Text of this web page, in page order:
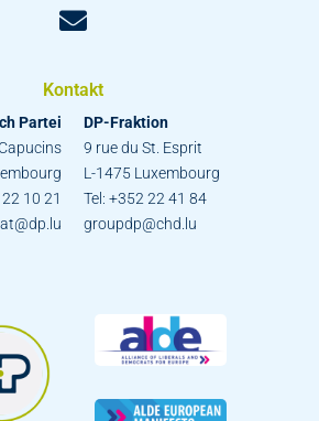
Kontakt
Partei
10 21
DP-Fraktion
9 rue du St. Esprit
L-1475 Luxembourg
Tel: +352 22 41 84
groupdp@chd.lu